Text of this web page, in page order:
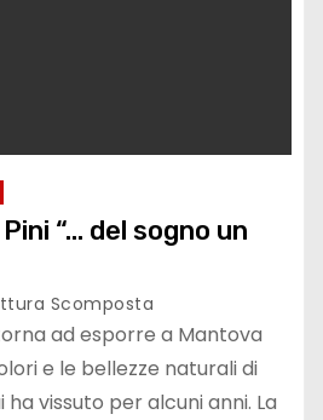
“… del sogno un
Scomposta
ad esporre a Mantova
e le bellezze naturali di
ha vissuto per alcuni anni. La